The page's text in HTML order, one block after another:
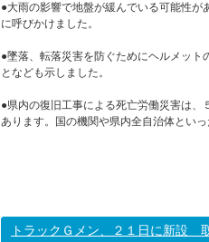
●大雨の影響で地盤が緩んでいる可能性が
に呼びかけました。
●墜落、転落災害を防ぐためにヘルメッ
となども示しました。
●県内の復旧工事による死亡労働災害は
あります。国の機関や県内全自治体とい
トラックＧメン、２１日に新設